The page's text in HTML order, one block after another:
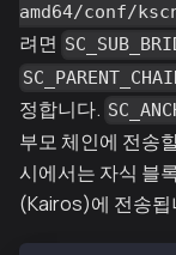
amd64/conf/
려면
정합니다.
부모 체인에 전송
시에서는 자식 블
(Kairos)에 전송됩